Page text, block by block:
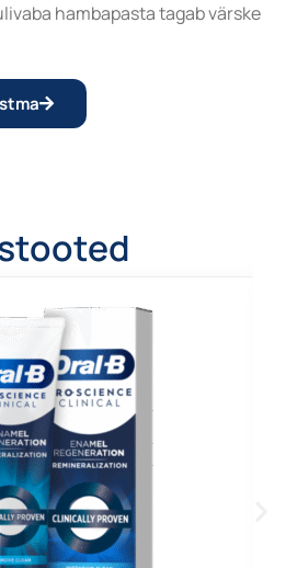
hambapasta tagab värske